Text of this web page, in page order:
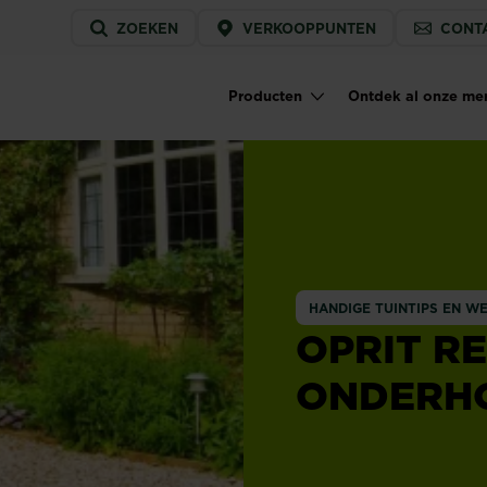
Service
menu
ZOEKEN VERKOOPPUNTEN
Main navigation
Producten Ontdek al onze
HANDIGE TUINTIPS EN
OPRIT